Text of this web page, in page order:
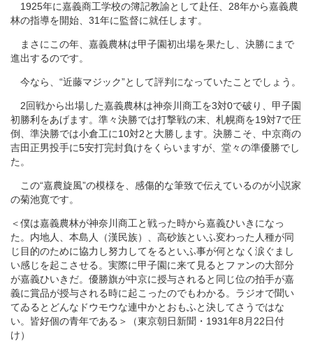
1925年に嘉義商工学校の簿記教諭として赴任、28年から嘉義農
林の指導を開始、31年に監督に就任します。
まさにこの年、嘉義農林は甲子園初出場を果たし、決勝にまで
進出するのです。
今なら、“近藤マジック”として評判になっていたことでしょう。
2回戦から出場した嘉義農林は神奈川商工を3対0で破り、甲子園
初勝利をあげます。準々決勝では打撃戦の末、札幌商を19対7で圧
倒、準決勝では小倉工に10対2と大勝します。決勝こそ、中京商の
吉田正男投手に5安打完封負けをくらいますが、堂々の準優勝でし
た。
この“嘉農旋風”の模様を、感傷的な筆致で伝えているのが小説家
の菊池寛です。
＜僕は嘉義農林が神奈川商工と戦った時から嘉義ひいきになっ
た。内地人、本島人（漢民族）、高砂族といふ変わった人種が同
じ目的のために協力し努力してをるといふ事が何となく涙ぐまし
い感じを起こさせる。実際に甲子園に来て見るとファンの大部分
が嘉義ひいきだ。優勝旗が中京に授与されると同じ位の拍手が嘉
義に賞品が授与される時に起こったのでもわかる。ラジオで聞い
てゐるとどんなドウモウな連中かとおもふと決してさうではな
い。皆好個の青年である＞（東京朝日新聞・1931年8月22日付
け）